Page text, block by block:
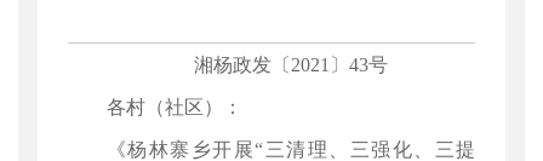
湘杨政发〔2021〕43号
各村（社区）：
《杨林寨乡开展“三清理、三强化、三提